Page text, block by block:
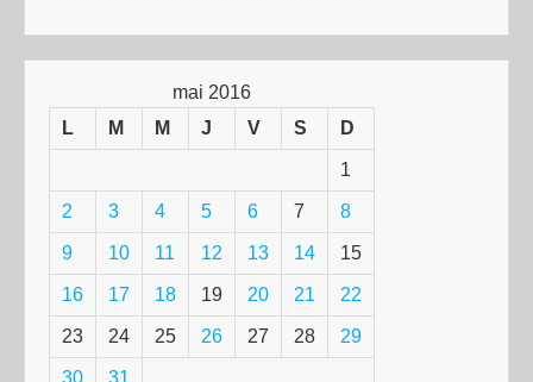
mai 2016
L
M M J V S D
1
2 3 4 5 6 7 8
9 10 11 12 13 14 15
16 17 18 19 20 21 22
23 24 25 26 27 28 29
30 31